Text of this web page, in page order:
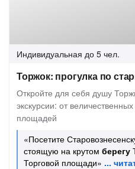
Индивидуальная до 5 чел.
Торжок: прогулка по
Откройте для себя душу
экскурсии: от
площадей
«Посетите
стоящую на крутом берегу
Торговой площади»